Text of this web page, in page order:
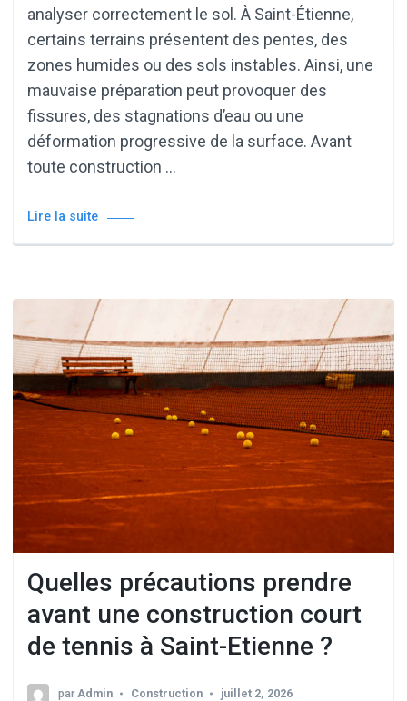
analyser correctement le sol. À Saint-Étienne,
certains terrains présentent des pentes, des
zones humides ou des sols instables. Ainsi, une
mauvaise préparation peut provoquer des
fissures, des stagnations d’eau ou une
déformation progressive de la surface. Avant
toute construction …
Lire la suite
Quelles précautions prendre
avant une construction court
de tennis à Saint-Etienne ?
par Admin Construction juillet 2, 2026